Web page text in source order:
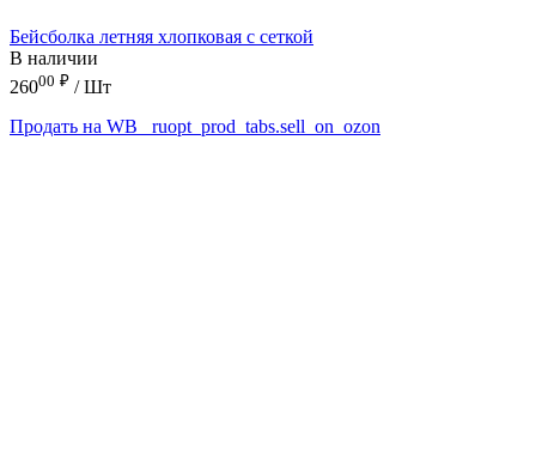
Бейсболка летняя хлопковая с сеткой
В наличии
26000 ₽ / Шт
Продать на WB
_ruopt_prod_tabs.sell_on_ozon